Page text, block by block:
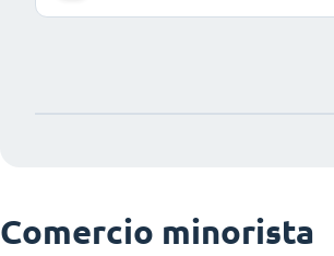
Comercio minorista